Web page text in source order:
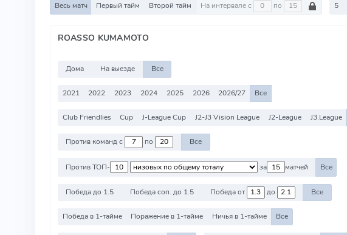
Весь матч Первый тайм Второй тайм На интервале с по 5
ROASSO KUMAMOTO
Дома На выезде Все
2021 2022 2023 2024 2025 2026 2026/27 Все
Club Friendlies Cup J-League Cup J2-J3 Vision League J2-League J3.League
Против команд с по Все
Против ТОП- за матчей Все
Победа до 1.5 Победа соп. до 1.5 Победа от до Все
Победа в 1-тайме Поражение в 1-тайме Ничья в 1-тайме Все